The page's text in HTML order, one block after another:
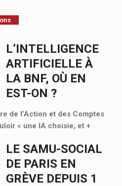
L’INTELLIGENCE
ARTIFICIELLE À
LA BNF, OÙ EN
EST-ON ?
de l’Action et des Comptes
« une IA choisie, et +
LE SAMU-SOCIAL
DE PARIS EN
GRÈVE DEPUIS 1